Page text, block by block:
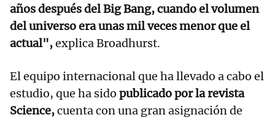
años después del Big Bang, cuando el volumen
del universo era unas mil veces menor que el
actual",explica Broadhurst.
El equipo internacional que ha llevado a cabo el
estudio, que ha sido publicado por la revista
Science,cuenta con una gran asignación de